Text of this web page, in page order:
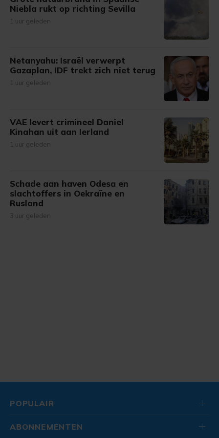
Niebla rukt op richting Sevilla
1 uur geleden
Netanyahu: Israël verwerpt
Gazaplan, IDF trekt zich niet terug
1 uur geleden
VAE levert crimineel Daniel
Kinahan uit aan Ierland
1 uur geleden
Schade aan haven Odesa en
slachtoffers in Oekraïne en
Rusland
3 uur geleden
POPULAIR
ABONNEMENTEN